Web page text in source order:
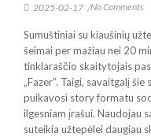
2025-02-17 /No Comments
Sumuštiniai su kiaušinių
šeimai per mažiau nei 20
tinklaraščio skaitytojais
„Fazer”. Taigi, savaitgalį
puikavosi story formatu
ilgesniam įrašui. Naudojau
suteikia užtepėlei daugiau